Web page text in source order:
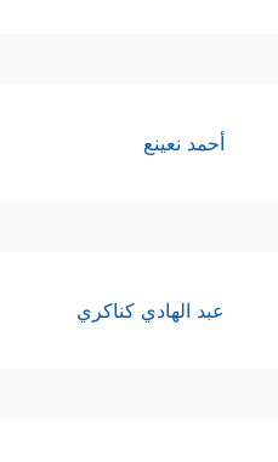
أحمد نعينع
عبد الهادي كناكري